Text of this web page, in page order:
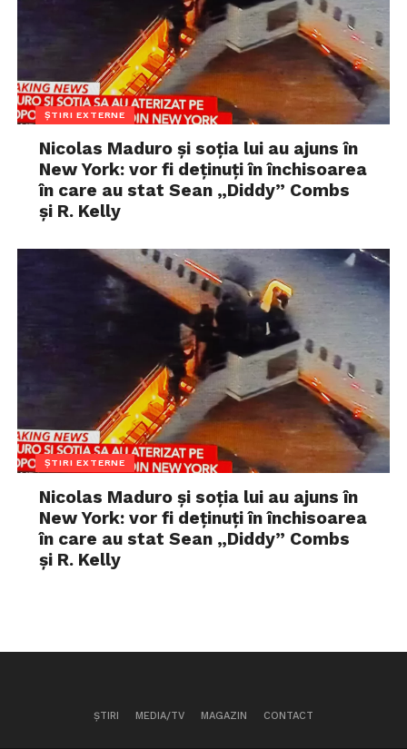
ȘTIRI EXTERNE
Nicolas Maduro și soția lui au ajuns în
New York: vor fi deținuți în închisoarea
în care au stat Sean „Diddy” Combs
și R. Kelly
ȘTIRI EXTERNE
Nicolas Maduro și soția lui au ajuns în
New York: vor fi deținuți în închisoarea
în care au stat Sean „Diddy” Combs
și R. Kelly
ȘTIRI MEDIA/TV MAGAZIN CONTACT